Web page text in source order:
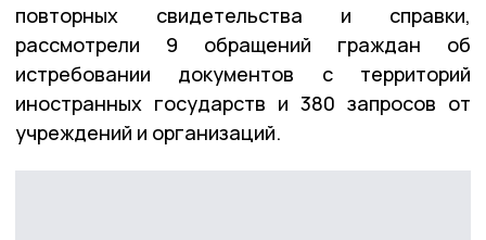
повторных свидетельства и справки,
рассмотрели 9 обращений граждан об
истребовании документов с территорий
иностранных государств и 380 запросов от
учреждений и организаций.